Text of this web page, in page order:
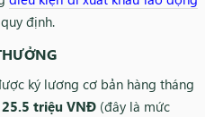
định.
ký lương cơ bản hàng tháng
25.5 triệu VNĐ (đây là mức